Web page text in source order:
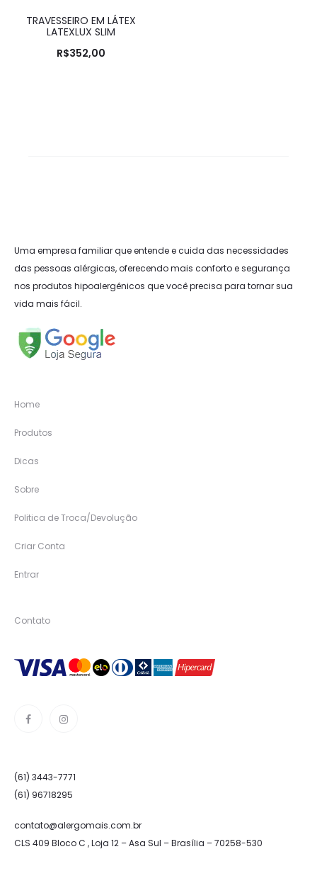
TRAVESSEIRO EM LÁTEX
LATEXLUX SLIM
R$352,00
Uma empresa familiar que entende e cuida das necessidades
das pessoas alérgicas, oferecendo mais conforto e segurança
nos produtos hipoalergênicos que você precisa para tornar sua
vida mais fácil.
Home
Produtos
Dicas
Sobre
Politica de Troca/Devolução
Criar Conta
Entrar
Contato
(61) 3443-7771
(61) 96718295
contato@alergomais.com.br
CLS 409 Bloco C , Loja 12 – Asa Sul – Brasília – 70258-530